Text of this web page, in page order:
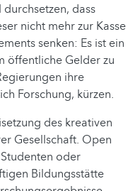
dass
nicht mehr zur Kasse
senken: Es ist ein
öffentliche Gelder zu
ihre
Forschung, kürzen.
des kreativen
Gesellschaft. Open
oder
Bildungsstätte